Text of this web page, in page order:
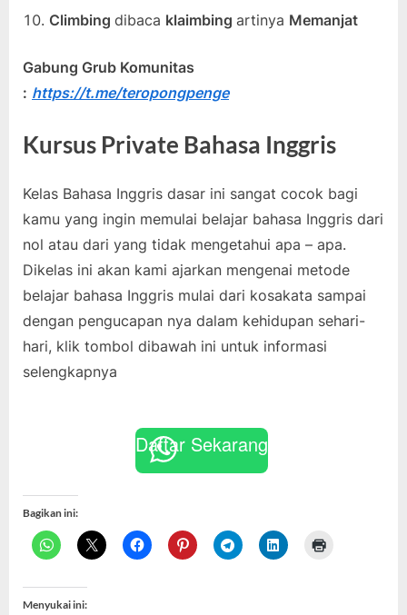
Climbing dibaca klaimbing artinya Memanjat
Gabung Grub Komunitas
: https://t.me/teropongpenge
Kursus Private Bahasa Inggris
Kelas Bahasa Inggris dasar ini sangat cocok bagi
kamu yang ingin memulai belajar bahasa Inggris dari
nol atau dari yang tidak mengetahui apa – apa.
Dikelas ini akan kami ajarkan mengenai metode
belajar bahasa Inggris mulai dari kosakata sampai
dengan pengucapan nya dalam kehidupan sehari-
hari, klik tombol dibawah ini untuk informasi
selengkapnya
Daftar Sekarang
Bagikan ini:
Menyukai ini: